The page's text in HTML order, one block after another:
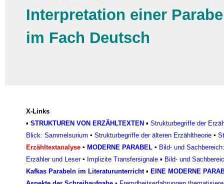
Interpretation einer
im Fach Deutsch
X-Links
▪ STRUKTUREN VON ERZÄHLTEXTEN ▪ Strukturbegriffe der
Blick: Sammelsurium ▪ Strukturbegriffe der älteren Erzähltheorie ▪
Erzähltextanalyse ▪ MODERNE PARABEL ▪ Bild- und
Erzähler und Leser ▪ Implizite Transfersignale ▪ Bild- und
Kafkas Parabeln im Literaturunterricht ▪ EINE MODERNE